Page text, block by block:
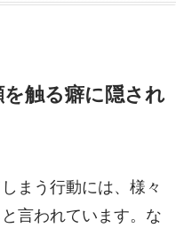
触る癖に隠され
まう行動には、様々
言われています。な